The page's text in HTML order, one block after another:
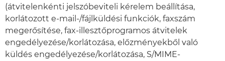
(átvitelenkénti jelszóbeviteli kérelem beállítása,
korlátozott e-mail-/fájlküldési funkciók, faxszám
megerősítése, fax-illesztőprogramos átvitelek
engedélyezése/korlátozása, előzményekből való
küldés engedélyezése/korlátozása, S/MIME-